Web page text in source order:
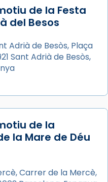
la visita apostòlica
i als
de Barcelona.
el cardenal Joan
la missa i l’ha
de Barcelona,
de la Festa
del Besos
Adrià de Besòs, Plaça
Sant Adrià de Besòs,
de la
la Mare de Déu
Carrer de la Mercè,